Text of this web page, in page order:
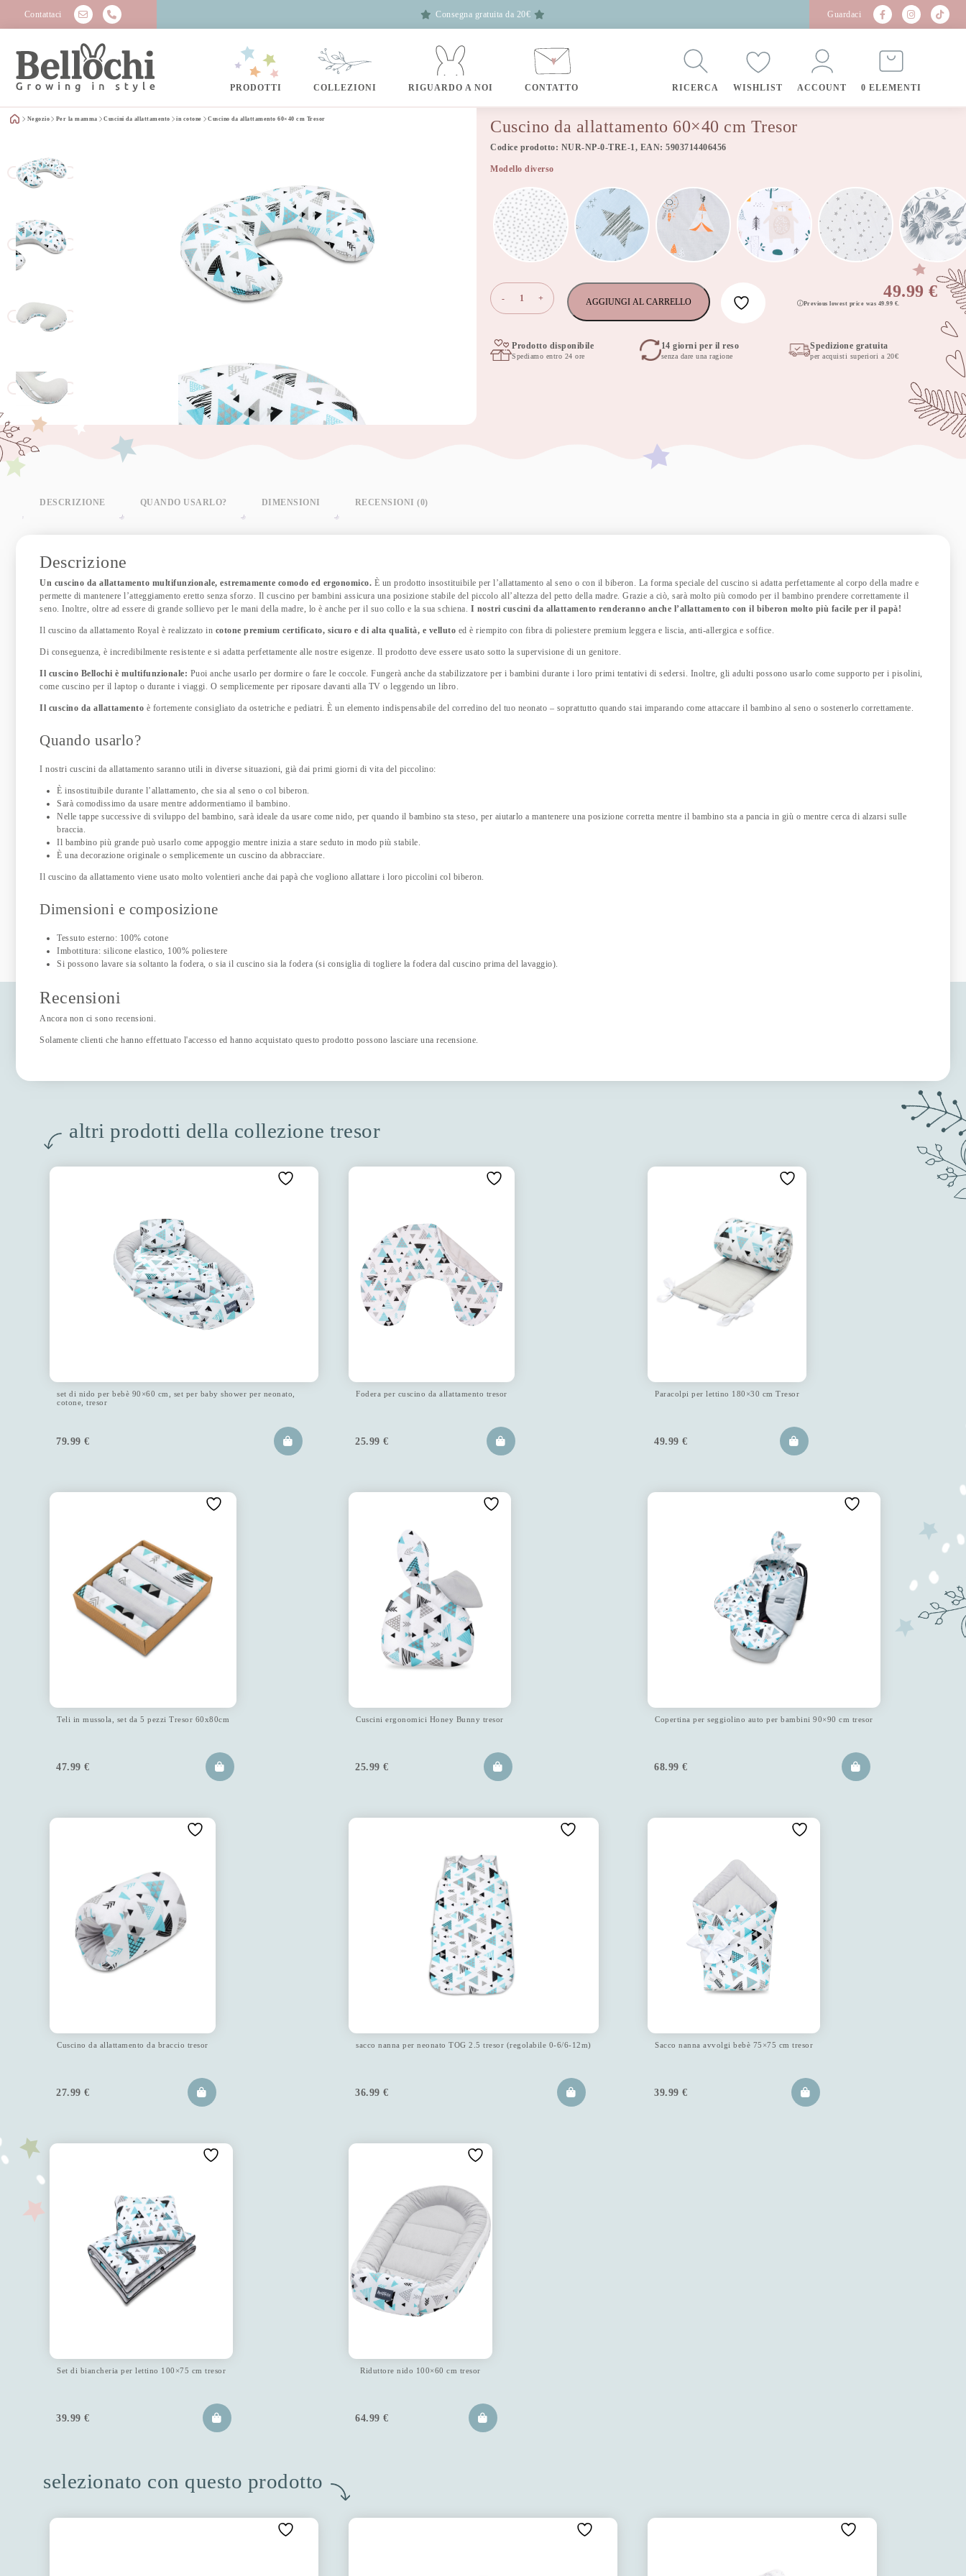
Contattaci Consegna gratuita da 20€ Guardaci
PRODOTTI COLLEZIONI RIGUARDO A NOI CONTATTO RICERCA WISHLIST ACCOUNT 0 ELEMENTI
Negozio Per la mamma Cuscini da allattamento in cotone Cuscino da allattamento 60×40 cm Tresor Cuscino da allattamento 60×40 cm Tresor
Codice prodotto: NUR-NP-0-TRE-1, EAN: 5903714406456
Modello diverso
-
Cuscino
cm
Tresor
+ AGGIUNGI AL CARRELLO
49.99€
Previous lowest price was 49.99 €.
Prodotto disponibile
Spediamo entro 24 ore
14 giorni per il reso
senza dare una ragione
Spedizione gratuita
per acquisti superiori a 20€
DESCRIZIONE QUANDO USARLO? DIMENSIONI RECENSIONI (0)
Descrizione
Un cuscino da allattamento multifunzionale, estremamente comodo ed ergonomico. È un prodotto insostituibile per l’allattamento al seno o con il biberon. La forma speciale del cuscino si adatta perfettamente al corpo della madre e
permette di mantenere l’atteggiamento eretto senza sforzo. Il cuscino per bambini assicura una posizione stabile del piccolo all’altezza del petto della madre. Grazie a ciò, sarà molto più comodo per il bambino prendere correttamente il
seno. Inoltre, oltre ad essere di grande sollievo per le mani della madre, lo è anche per il suo collo e la sua schiena. I nostri cuscini da allattamento renderanno anche l’allattamento con il biberon molto più facile per il papà!
Il cuscino da allattamento Royal è realizzato in cotone premium certificato, sicuro e di alta qualità, e velluto ed è riempito con fibra di poliestere premium leggera e liscia, anti-allergica e soffice.
Di conseguenza, è incredibilmente resistente e si adatta perfettamente alle nostre esigenze. Il prodotto deve essere usato sotto la supervisione di un genitore.
Il cuscino Bellochi è multifunzionale: Puoi anche usarlo per dormire o fare le coccole. Fungerà anche da stabilizzatore per i bambini durante i loro primi tentativi di sedersi. Inoltre, gli adulti possono usarlo come supporto per i pisolini,
come cuscino per il laptop o durante i viaggi. O semplicemente per riposare davanti alla TV o leggendo un libro.
Il cuscino da allattamento è fortemente consigliato da ostetriche e pediatri. È un elemento indispensabile del corredino del tuo neonato – soprattutto quando stai imparando come attaccare il bambino al seno o sostenerlo correttamente.
Quando usarlo?
I nostri cuscini da allattamento saranno utili in diverse situazioni, già dai primi giorni di vita del piccolino:
È insostituibile durante l’allattamento, che sia al seno o col biberon.
Sarà comodissimo da usare mentre addormentiamo il bambino.
Nelle tappe successive di sviluppo del bambino, sarà ideale da usare come nido, per quando il bambino sta steso, per aiutarlo a mantenere una posizione corretta mentre il bambino sta a pancia in giù o mentre cerca di alzarsi sulle
braccia.
Il bambino più grande può usarlo come appoggio mentre inizia a stare seduto in modo più stabile.
È una decorazione originale o semplicemente un cuscino da abbracciare.
Il cuscino da allattamento viene usato molto volentieri anche dai papà che vogliono allattare i loro piccolini col biberon.
Dimensioni e composizione
Tessuto esterno: 100% cotone
Imbottitura: silicone elastico, 100% poliestere
Si possono lavare sia soltanto la fodera, o sia il cuscino sia la fodera (si consiglia di togliere la fodera dal cuscino prima del lavaggio).
Recensioni
Ancora non ci sono recensioni.
Solamente clienti che hanno effettuato l'accesso ed hanno acquistato questo prodotto possono lasciare una recensione.
altri prodotti della collezione tresor
set di nido per bebè 90×60 cm, set per baby shower per neonato,
cotone, tresor
79.99 €
Fodera per cuscino da allattamento tresor
25.99 €
Paracolpi per lettino 180×30 cm Tresor
49.99 €
Teli in mussola, set da 5 pezzi Tresor 60x80cm
47.99 €
Cuscini ergonomici Honey Bunny tresor
25.99 €
Copertina per seggiolino auto per bambini 90×90 cm tresor
68.99 €
Cuscino da allattamento da braccio tresor
27.99 €
sacco nanna per neonato TOG 2.5 tresor (regolabile 0-6/6-12m)
36.99 €
Sacco nanna avvolgi bebè 75×75 cm tresor
39.99 €
Set di biancheria per lettino 100×75 cm tresor
39.99 €
Riduttore nido 100×60 cm tresor
64.99 €
selezionato con questo prodotto